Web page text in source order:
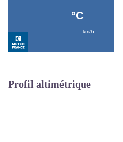
Profil altimétrique